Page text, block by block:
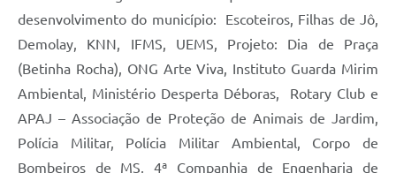
desenvolvimento do município: Escoteiros, Filhas de Jô,
Demolay, KNN, IFMS, UEMS, Projeto: Dia de Praça
(Betinha Rocha), ONG Arte Viva, Instituto Guarda Mirim
Ambiental, Ministério Desperta Déboras, Rotary Club e
APAJ – Associação de Proteção de Animais de Jardim,
Polícia Militar, Polícia Militar Ambiental, Corpo de
Bombeiros de MS, 4ª Companhia de Engenharia de